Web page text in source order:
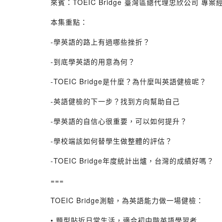
來賓：TOEIC Bridge 臺灣區總代理忠欣公司 專案
本集重點：
-學英語的路上有過哪些挫折？
-到底學英語的用意為何？
-TOEIC Bridge是什麼？為什麼叫英語健檢呢？
-英語健檢的下一步？找到方向幫助自己
-學英語的自信心很重要，可以如何提升？
-學校端該如何替學生做整體的評估？
-TOEIC Bridge年度統計出爐，台灣的成績好嗎？
===
TOEIC Bridge測驗，為英語能力做一場健檢：
• 題型貼近日常生活，適合初中階英語學習者